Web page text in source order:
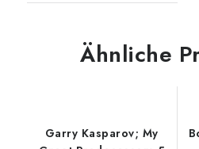
Ähnliche
Garry Kasparov; My